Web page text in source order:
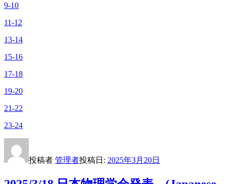
9-10
11-12
13-14
15-16
17-18
19-20
21-22
23-24
投稿者 管理者投稿日: 2025年3月20日